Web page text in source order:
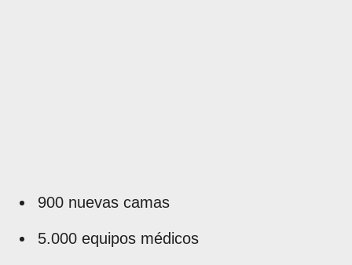
900 nuevas camas
5.000 equipos médicos